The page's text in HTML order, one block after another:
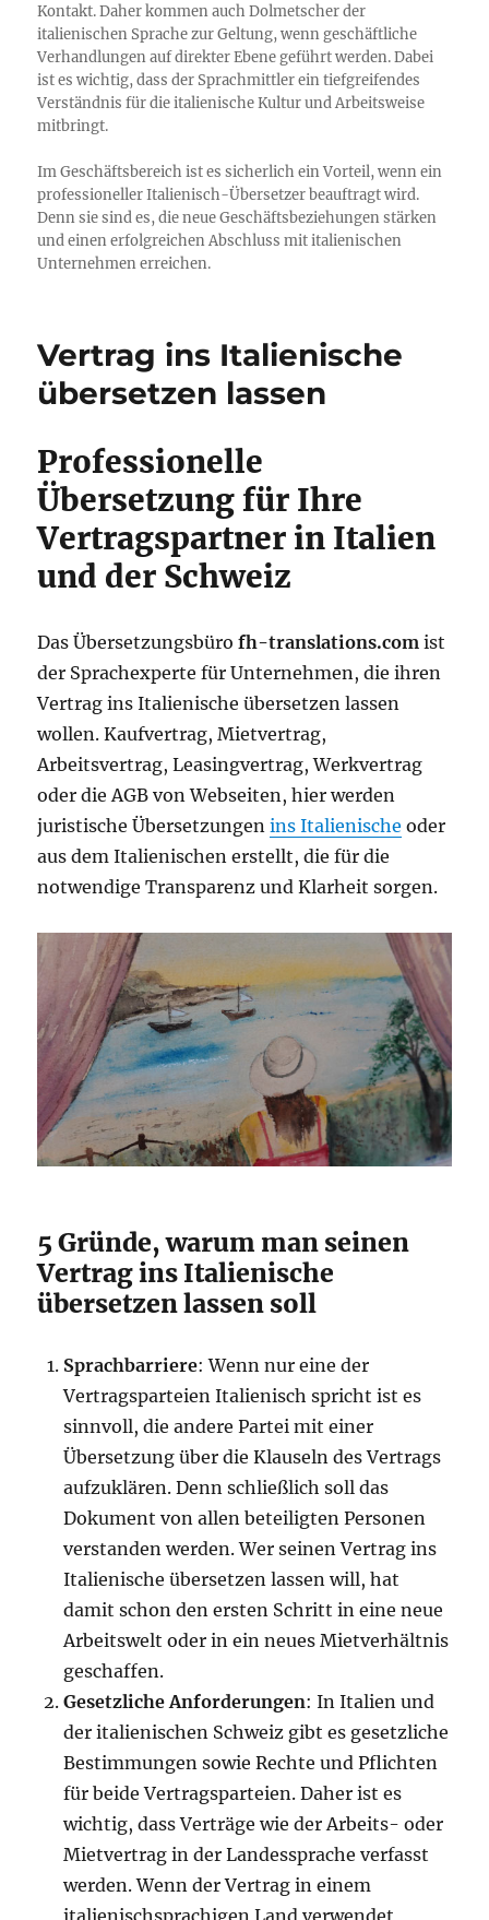
Kontakt. Daher kommen auch Dolmetscher der
italienischen Sprache zur Geltung, wenn geschäftliche
Verhandlungen auf direkter Ebene geführt werden. Dabei
ist es wichtig, dass der Sprachmittler ein tiefgreifendes
Verständnis für die italienische Kultur und Arbeitsweise
mitbringt.
Im Geschäftsbereich ist es sicherlich ein Vorteil, wenn ein
professioneller Italienisch-Übersetzer beauftragt wird.
Denn sie sind es, die neue Geschäftsbeziehungen stärken
und einen erfolgreichen Abschluss mit italienischen
Unternehmen erreichen.
Vertrag ins Italienische
übersetzen lassen
Professionelle
Übersetzung für Ihre
Vertragspartner in Italien
und der Schweiz
Das Übersetzungsbürofh-translations.com ist
der Sprachexperte für Unternehmen, die ihren
Vertrag ins Italienische übersetzen lassen
wollen. Kaufvertrag, Mietvertrag,
Arbeitsvertrag, Leasingvertrag, Werkvertrag
oder die AGB von Webseiten, hier werden
juristische Übersetzungenins Italienische oder
aus dem Italienischen erstellt, die für die
notwendige Transparenz und Klarheit sorgen.
5 Gründe, warum man seinen
Vertrag ins Italienische
übersetzen lassen soll
Sprachbarriere: Wenn nur eine der
Vertragsparteien Italienisch spricht ist es
sinnvoll, die andere Partei mit einer
Übersetzung über die Klauseln des Vertrags
aufzuklären. Denn schließlich soll das
Dokument von allen beteiligten Personen
verstanden werden. Wer seinen Vertrag ins
Italienische übersetzen lassen will, hat
damit schon den ersten Schritt in eine neue
Arbeitswelt oder in ein neues Mietverhältnis
geschaffen.
Gesetzliche Anforderungen: In Italien und
der italienischen Schweiz gibt es gesetzliche
Bestimmungen sowie Rechte und Pflichten
für beide Vertragsparteien. Daher ist es
wichtig, dass Verträge wie der Arbeits- oder
Mietvertrag in der Landessprache verfasst
werden. Wenn der Vertrag in einem
italienischsprachigen Land verwendet